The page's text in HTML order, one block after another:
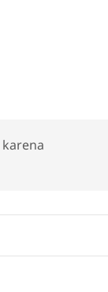
karena